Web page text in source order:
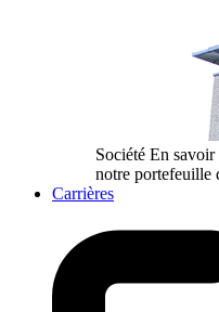
Société En savoir
notre portefeuille
Carrières